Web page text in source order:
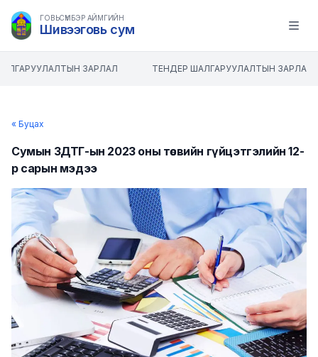
ГОВЬСҮМБЭР АЙМГИЙН
Шивээговь сум Open
ЗАРЛАЛ ТЕНДЕР ШАЛГАРУУЛАЛТЫН ЗАРЛАЛ
« Буцах
Сумын ЗДТГ-ын 2023 оны төсвийн гүйцэтгэлийн 12-
р сарын мэдээ